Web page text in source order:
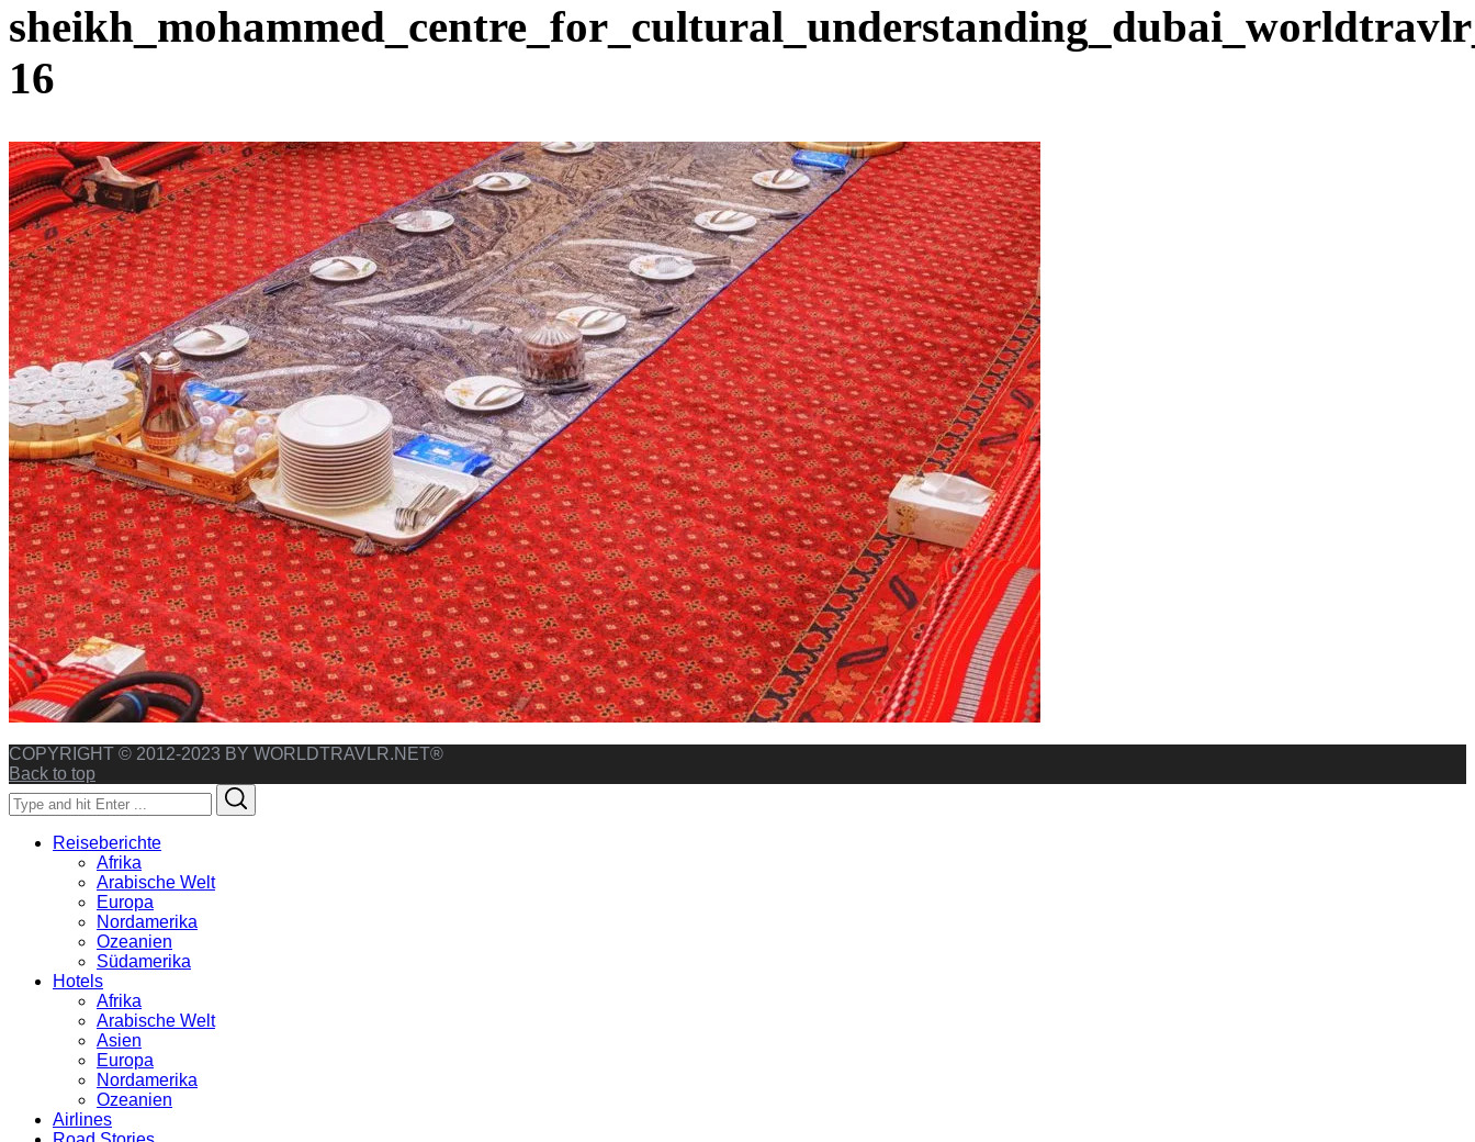
16
COPYRIGHT © 2012-2023 BY WORLDTRAVLR.NET®
Back to top
Search
for:
Reiseberichte
Afrika
Arabische Welt
Europa
Nordamerika
Ozeanien
Südamerika
Hotels
Afrika
Arabische Welt
Asien
Europa
Nordamerika
Ozeanien
Airlines